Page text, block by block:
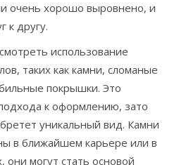
очень хорошо выровнено, и
к другу.
использование
таких как камни, сломаные
покрышки. Это
к оформлению, зато
уникальный вид. Камни
в ближайшем карьере или в
они могут стать основой